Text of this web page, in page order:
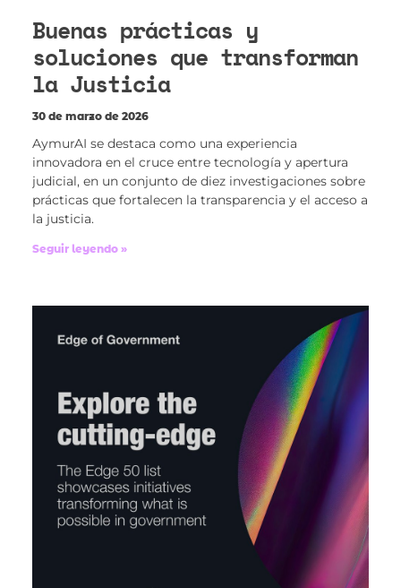
Buenas prácticas y
soluciones que transforman
la Justicia
30 de marzo de 2026
AymurAI se destaca como una experiencia
innovadora en el cruce entre tecnología y apertura
judicial, en un conjunto de diez investigaciones sobre
prácticas que fortalecen la transparencia y el acceso a
la justicia.
Seguir leyendo »